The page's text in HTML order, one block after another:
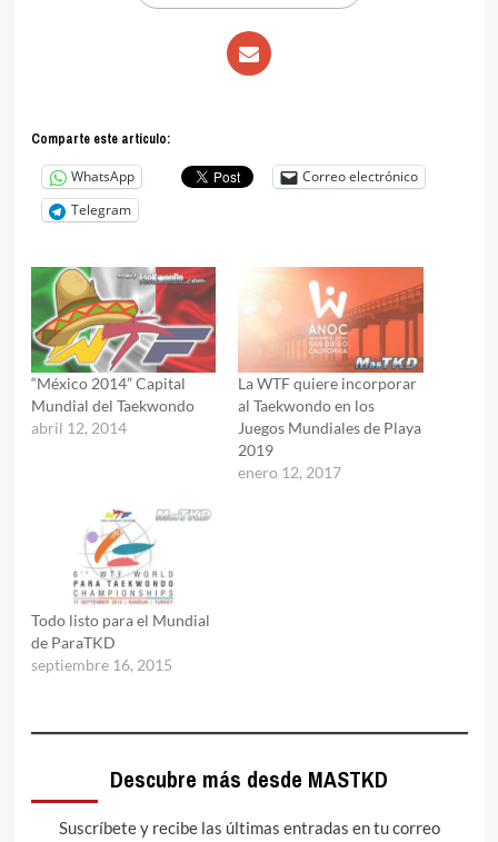
Comparte este articulo:
WhatsApp
Correo electrónico
Telegram
“México 2014” Capital
Mundial del Taekwondo
abril 12, 2014
La WTF quiere incorporar
al Taekwondo en los
Juegos Mundiales de Playa
2019
enero 12, 2017
Todo listo para el Mundial
de ParaTKD
septiembre 16, 2015
Descubre más desde MASTKD
Suscríbete y recibe las últimas entradas en tu correo